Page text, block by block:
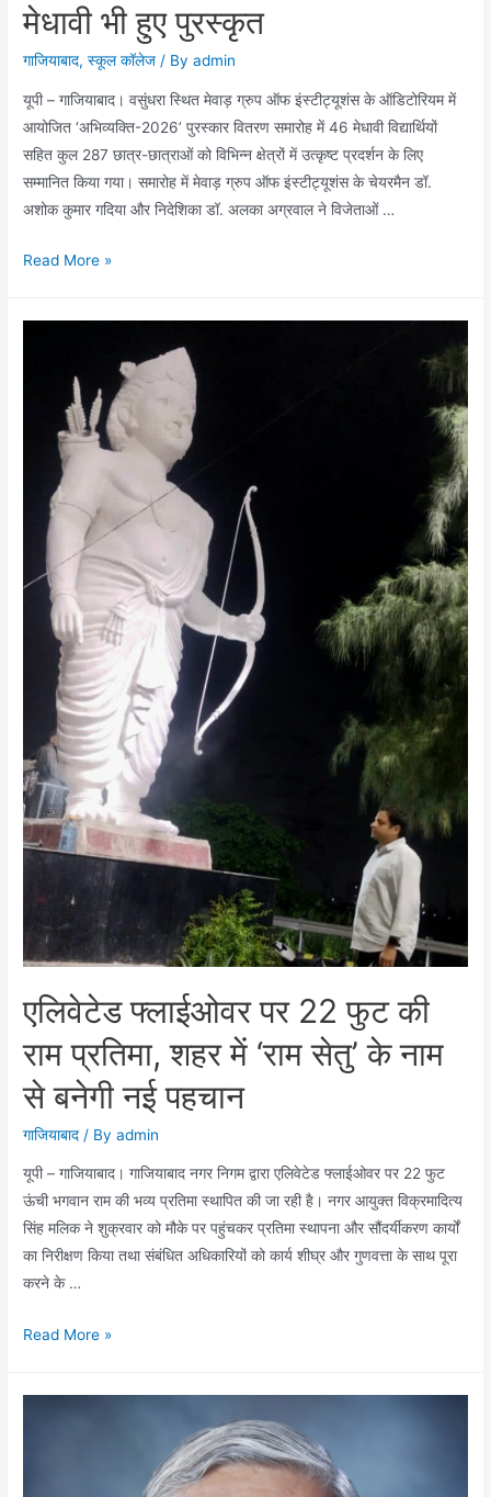
शिरडी
यात्रा
टिकट
मेधावी भी हुए पुरस्कृत
गाजियाबाद,स्कूल कॉलेज / Byadmin
यूपी – गाजियाबाद। वसुंधरा स्थित मेवाड़ ग्रुप ऑफ इंस्टीट्यूशंस के ऑडिटोरियम में
आयोजित ‘अभिव्यक्ति-2026’ पुरस्कार वितरण समारोह में 46 मेधावी विद्यार्थियों
सहित कुल 287 छात्र-छात्राओं को विभिन्न क्षेत्रों में उत्कृष्ट प्रदर्शन के लिए
सम्मानित किया गया। समारोह में मेवाड़ ग्रुप ऑफ इंस्टीट्यूशंस के चेयरमैन डॉ.
अशोक कुमार गदिया और निदेशिका डॉ. अलका अग्रवाल ने विजेताओं …
‘अभिव्यक्ति-2026’
सम्मान,
मेधावी
पुरस्कृत
Read More »
एलिवेटेड फ्लाईओवर पर 22 फुट की
राम प्रतिमा, शहर में ‘राम सेतु’ के नाम
से बनेगी नई पहचान
गाजियाबाद / Byadmin
यूपी – गाजियाबाद। गाजियाबाद नगर निगम द्वारा एलिवेटेड फ्लाईओवर पर 22 फुट
ऊंची भगवान राम की भव्य प्रतिमा स्थापित की जा रही है। नगर आयुक्त विक्रमादित्य
सिंह मलिक ने शुक्रवार को मौके पर पहुंचकर प्रतिमा स्थापना और सौंदर्यीकरण कार्यों
का निरीक्षण किया तथा संबंधित अधिकारियों को कार्य शीघ्र और गुणवत्ता के साथ पूरा
करने के …
एलिवेटेड
Read More »